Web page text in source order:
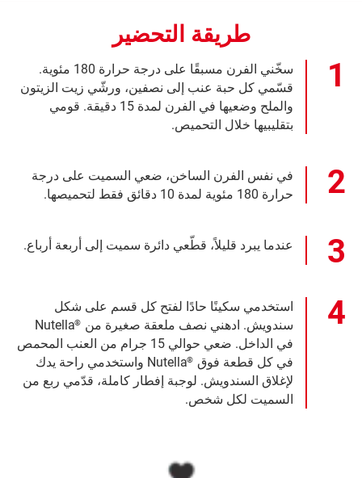
طريقة التحضير
سخّني الفرن مسبقًا على درجة حرارة 180 مئوية.
قسّمي كل حبة عنب إلى نصفين، ورشّي زيت الزيتون
والملح وضعيها في الفرن لمدة 15 دقيقة. قومي
بتقليبيها خلال التحميص.
في نفس الفرن الساخن، ضعي السميت على درجة
حرارة 180 مئوية لمدة 10 دقائق فقط لتحميصها.
عندما يبرد قليلاً، قطّعي دائرة سميت إلى أربعة أرباع.
استخدمي سكينًا حادًا لفتح كل قسم على شكل
سندويش. ادهني نصف ملعقة صغيرة من ®
Nutella
في الداخل. ضعي حوالي 15 جرام من العنب المحمص
في كل قطعة فوق ®
Nutella واستخدمي راحة يدك
لإغلاق السندويش. لوجبة إفطار كاملة، قدّمي ربع من
السميت لكل شخص.